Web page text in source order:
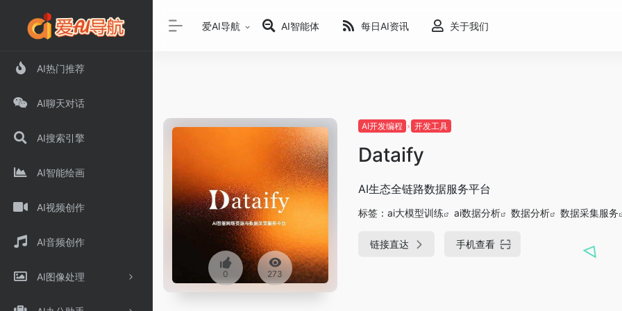
AI热门推荐
AI聊天对话
AI搜索引擎
AI智能绘画
AI视频创作
AI音频创作
AI图像处理
爱AI导航 AI智能体 每日AI资讯 关于我们
0 273
AI开发编程 开发工具
Dataify
AI生态全链路数据服务平台
标签： ai大模型训练 ai数据分析 数据分析 数据采集服务
链接直达 手机查看